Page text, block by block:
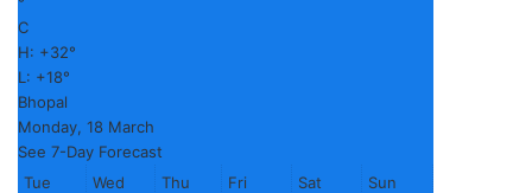
C
H: +32°
L: +18°
Bhopal
Monday, 18 March
See 7-Day Forecast
Tue
Wed Thu Fri Sat Sun